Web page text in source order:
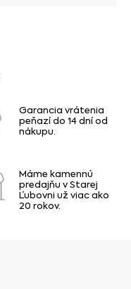
Garancia vrátenia
peňazí do 14 dní od
nákupu.
Máme kamennú
predajňu v Starej
Ľubovni už viac ako
20 rokov.